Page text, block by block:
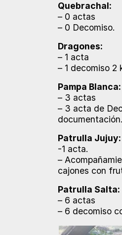
Quebrachal:
– 0 actas
– 0 Decomiso.
Dragones:
– 1 acta
– 1 decomiso
Pampa Blanca:
– 3 actas
– 3 acta de
documentación.
Patrulla Jujuy:
-1 acta.
–
cajones con
Patrulla Salta:
– 6 actas
– 6 decomiso